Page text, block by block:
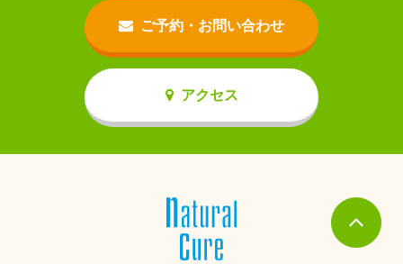
ご予約・お問い合わせ
アクセス